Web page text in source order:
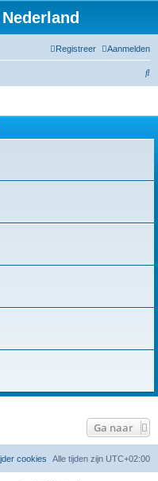
Aanmelden
Registreer
Z
Ga naar
Alle tijden zijn UTC+02:00
cookies